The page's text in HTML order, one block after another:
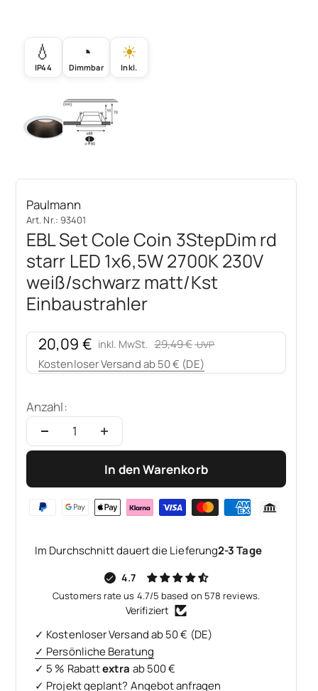
💧
IP44
◔
Dimmbar
☀
Inkl.
Paulmann
Art. Nr.: 93401
EBL Set Cole Coin 3StepDim rd
starr LED 1x6,5W 2700K 230V
weiß/schwarz matt/Kst
Einbaustrahler
Angebot
20,09 € Regulärer Preis
29,49 €
inkl. MwSt.
Kostenloser Versand ab 50 € (DE)
Anzahl:
In den Warenkorb
Im Durchschnitt dauert die Lieferung2-3 Tage
4.7
Customers rate us 4.7/5 based on 578 reviews.
Verifiziert
✓ Kostenloser Versand ab 50 € (DE)
✓ Persönliche Beratung
✓ 5 % Rabattextra ab 500 €
✓ Projekt geplant? Angebot anfragen